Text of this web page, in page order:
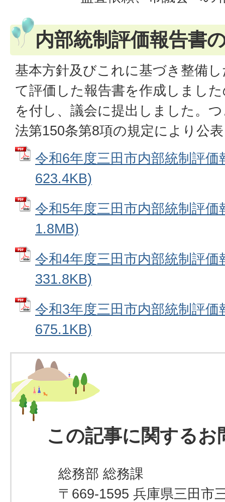
内部統制評価報告書
基本方針及びこれに基づき整備
て評価した報告書を作成しまし
を付し、議会に提出しました。
法第150条第8項の規定により公
令和6年度三田市内部統制評
623.4KB)
令和5年度三田市内部統制評
1.8MB)
令和4年度三田市内部統制評
331.8KB)
令和3年度三田市内部統制評
675.1KB)
この記事に関するお
総務部 総務課
〒669-1595 兵庫県三田市